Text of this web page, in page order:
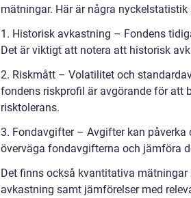
mätningar. Här är några
1. Historisk avkastning – Fondens
Det är viktigt att notera att historisk
2. Riskmått – Volatilitet och
fondens riskprofil är avgörande för att
risktolerans.
3. Fondavgifter – Avgifter kan
överväga fondavgifterna och jämföra
Det finns också kvantitativa
avkastning samt jämförelser med